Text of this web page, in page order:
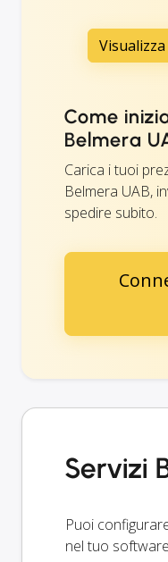
Come
Belmera
Carica i tuoi
Belmera UAB,
spedire subito.
Servizi
Puoi
nel tuo